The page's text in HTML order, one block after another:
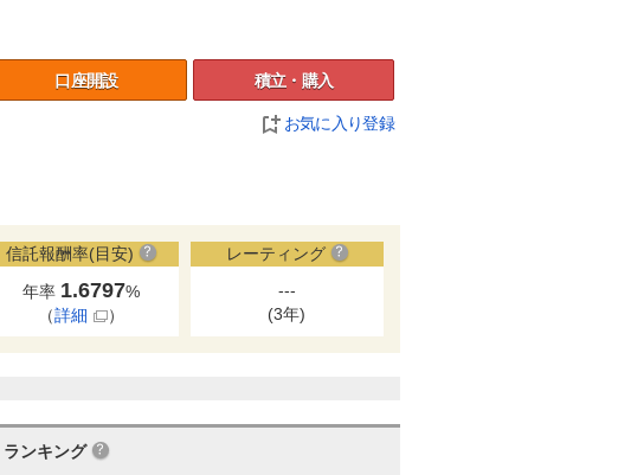
口座開設 積立・購入
お気に入り登録
信託報酬率(目安)
年率 1.6797%
（詳細 ）
レーティング
---
(3年)
ランキング